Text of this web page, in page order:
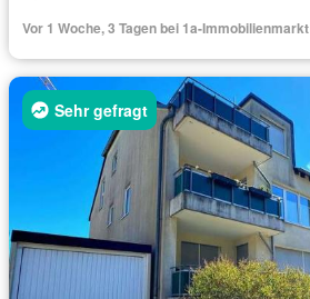
Vor 1 Woche, 3 Tagen bei 1a-Immobilienmarkt
Sehr gefragt